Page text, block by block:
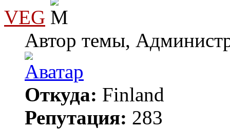
VEG
Автор темы,
Откуда: Finland
Репутация: 283